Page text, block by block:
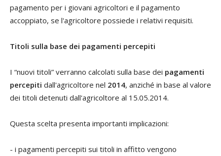
pagamento per i giovani agricoltori e il pagamento
accoppiato, se l'agricoltore possiede i relativi requisiti.
Titoli sulla base dei pagamenti percepiti
I “nuovi titoli” verranno calcolati sulla base dei pagamenti
percepiti dall'agricoltore nel 2014, anziché in base al valore
dei titoli detenuti dall'agricoltore al 15.05.2014.
Questa scelta presenta importanti implicazioni:
- i pagamenti percepiti sui titoli in affitto vengono